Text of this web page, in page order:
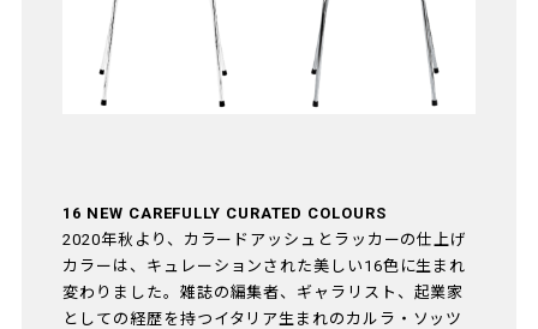
16 NEW CAREFULLY CURATED COLOURS
2020年秋より、カラードアッシュとラッカーの仕上げ
カラーは、キュレーションされた美しい16色に生まれ
変わりました。雑誌の編集者、ギャラリスト、起業家
としての経歴を持つイタリア生まれのカルラ・ソッツ